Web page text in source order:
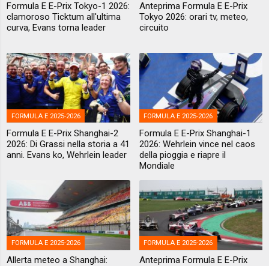
Formula E E-Prix Tokyo-1 2026:
clamoroso Ticktum all'ultima
curva, Evans torna leader
Anteprima Formula E E-Prix
Tokyo 2026: orari tv, meteo,
circuito
FORMULA E 2025-2026
Formula E E-Prix Shanghai-2
2026: Di Grassi nella storia a 41
anni. Evans ko, Wehrlein leader
FORMULA E 2025-2026
Formula E E-Prix Shanghai-1
2026: Wehrlein vince nel caos
della pioggia e riapre il
Mondiale
FORMULA E 2025-2026
Allerta meteo a Shanghai:
FORMULA E 2025-2026
Anteprima Formula E E-Prix